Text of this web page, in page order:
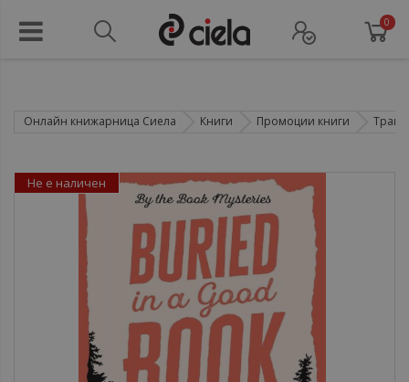
0
Онлайн книжарница Сиела Книги Промоции книги
Не е наличен